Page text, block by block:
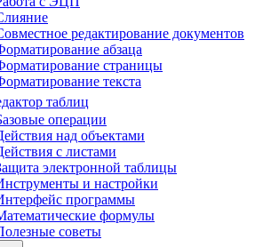
редактирование документов
абзаца
страницы
текста
таблиц
операции
над объектами
с листами
электронной таблицы
и настройки
программы
формулы
советы